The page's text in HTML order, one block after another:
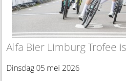
Alfa Bier Limburg Trofee
Dinsdag 05 mei 2026